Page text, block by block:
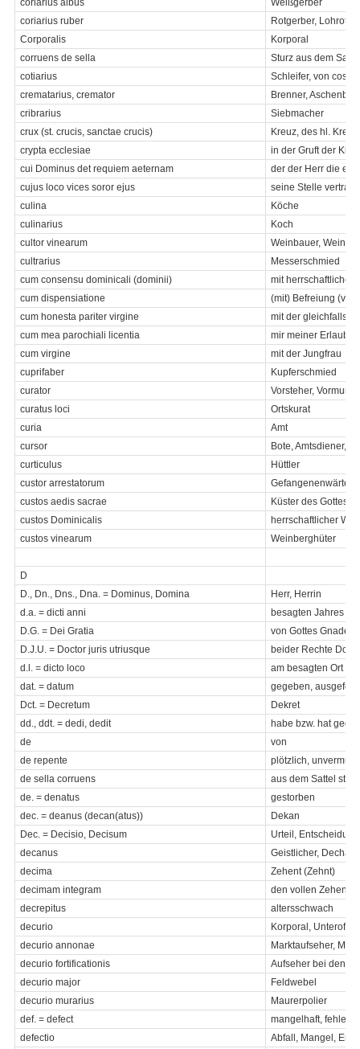
coriarius albus
Weißgerber
coriarius ruber
Rotgerber,
Corporalis
Korporal
corruens de sella
Sturz aus dem Sattel
cotiarius
Schleifer, von cos =
crematarius, cremator
Brenner,
cribrarius
Siebmacher
crux (st. crucis, sanctae crucis)
Kreuz, des hl.
crypta ecclesiae
in der Gruft der
cui Dominus det requiem aeternam
der der Herr die
cujus loco vices soror ejus
seine Stelle vertrat
culina
Köche
culinarius
Koch
cultor vinearum
Weinbauer,
cultrarius
Messerschmied
cum consensu dominicali (dominii)
mit herrschaftlicher
cum dispensiatione
(mit) Befreiung (von
cum honesta pariter virgine
mit der gleichfalls
cum mea parochiali licentia
mir meiner
cum virgine
mit der Jungfrau
cuprifaber
Kupferschmied
curator
Vorsteher,
curatus loci
Ortskurat
curia
Amt
cursor
Bote, Amtsdiener,
curticulus
Hüttler
custor arrestatorum
Gefangenenwärter
custos aedis sacrae
Küster des
custos Dominicalis
herrschaftlicher
custos vinearum
Weinberghüter
D
D., Dn., Dns., Dna. = Dominus, Domina
Herr, Herrin
d.a. = dicti anni
besagten Jahres
D.G. = Dei Gratia
von Gottes Gnaden
D.J.U. = Doctor juris utriusque
beider Rechte
d.l. = dicto loco
am besagten Ort
dat. = datum
gegeben,
Dct. = Decretum
Dekret
dd., ddt. = dedi, dedit
habe bzw. hat
de
von
de repente
plötzlich, unvermutet
de sella corruens
aus dem Sattel
de. = denatus
gestorben
dec. = deanus (decan(atus))
Dekan
Dec. = Decisio, Decisum
Urteil, Entscheidung
decanus
Geistlicher, Dechant
decima
Zehent (Zehnt)
decimam integram
den vollen Zehent
decrepitus
altersschwach
decurio
Korporal,
decurio annonae
Marktaufseher,
decurio fortificationis
Aufseher bei den
decurio major
Feldwebel
decurio murarius
Maurerpolier
def. = defect
mangelhaft,
defectio
Abfall, Mangel,